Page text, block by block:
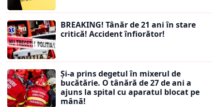
BREAKING! Tânăr de 21 ani în stare
critică! Accident înfiorător!
Și-a prins degetul în mixerul de
bucătărie. O tânără de 27 de ani a
ajuns la spital cu aparatul blocat pe
mână!